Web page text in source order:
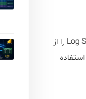
همچنین توصیه می‌شود در هر دو سمت از نسخه یکسان SQL Server استفاده شود. به‌عنوان مثال، می‌توان Log Shipping را از
SQL Server ۲۰۰۵ به ۲۰۰۸ انجام داد، اما عکس آن امکان‌پذیر نیست. از آنجا که Log Shipping معمولاً برای Failover استفاده